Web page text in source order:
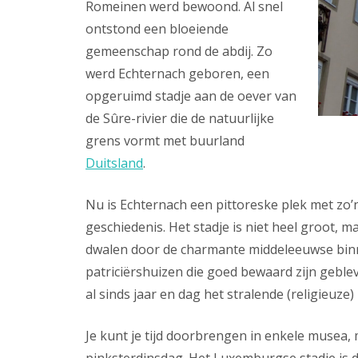
Romeinen werd bewoond. Al snel
ontstond een bloeiende
gemeenschap rond de abdij. Zo
werd Echternach geboren, een
opgeruimd stadje aan de oever van
de Sûre-rivier die de natuurlijke
grens vormt met buurland
Duitsland.
Nu is Echternach een pittoreske plek met
geschiedenis. Het stadje is niet heel groot,
dwalen door de charmante middeleeuwse
patriciërshuizen die goed bewaard zijn
al sinds jaar en dag het stralende
Je kunt je tijd doorbrengen in enkele